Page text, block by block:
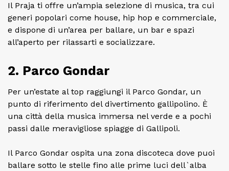
Il Praja ti offre un’ampia selezione di musica, tra cui
generi popolari come house, hip hop e commerciale,
e dispone di un’area per ballare, un bar e spazi
all’aperto per rilassarti e socializzare.
2. Parco Gondar
Per un’estate al top raggiungi il Parco Gondar, un
punto di riferimento del divertimento gallipolino. È
una città della musica immersa nel verde e a pochi
passi dalle meravigliose spiagge di Gallipoli.
Il Parco Gondar ospita una zona discoteca dove puoi
ballare sotto le stelle fino alle prime luci dell`alba